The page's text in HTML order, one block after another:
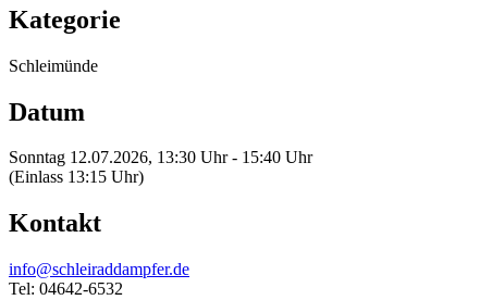
Kategorie
Schleimünde
Datum
Sonntag 12.07.2026, 13:30 Uhr - 15:40 Uhr
(Einlass 13:15 Uhr)
Kontakt
info@schleiraddampfer.de
Tel: 04642-6532